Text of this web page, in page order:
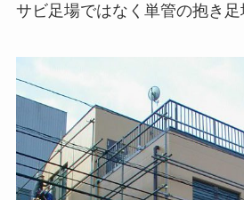
サビ足場ではなく単管の抱き足